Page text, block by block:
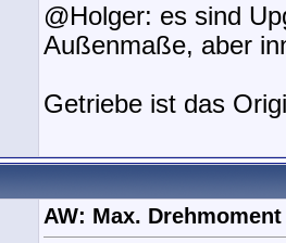
@Holger: es sind
Außenmaße, aber
Getriebe ist das
AW: Max.